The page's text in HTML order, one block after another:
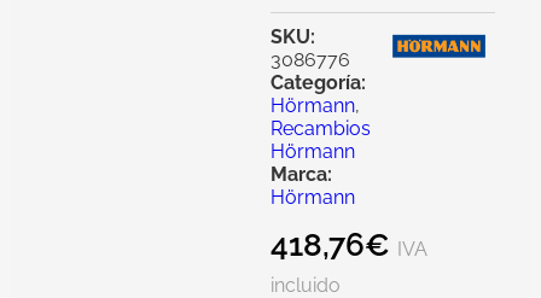
SKU:
3086776
Categoría:
Hörmann,
Recambios
Hörmann
Marca:
Hörmann
418,76€ IVA
incluido